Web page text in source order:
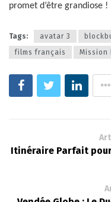
promet d’être grandiose !
Tags: avatar 3
films français
Mission
Itinéraire Parfait pour